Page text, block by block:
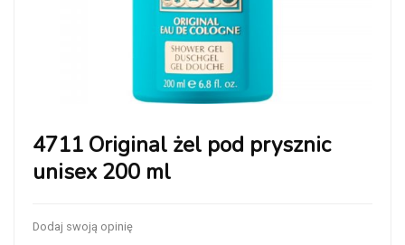
4711 Original żel pod prysznic
unisex 200 ml
Dodaj swoją opinię